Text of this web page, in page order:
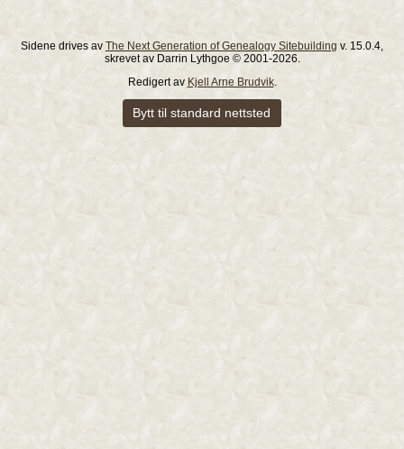
Sidene drives av The Next Generation of Genealogy Sitebuilding v. 15.0.4,
skrevet av Darrin Lythgoe © 2001-2026.
Redigert av Kjell Arne Brudvik.
Bytt til standard nettsted